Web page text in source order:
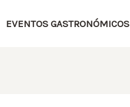
EVENTOS GASTRONÓMICOS